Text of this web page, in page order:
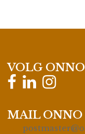
VOLG
MAIL ONNO